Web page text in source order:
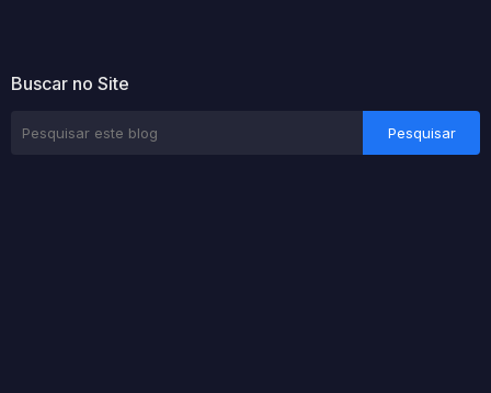
Buscar no Site